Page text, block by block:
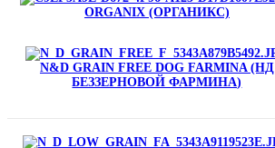
ORGANIX (ОРГАНИКС)
N&D GRAIN FREE DOG FARMINA (НД
БЕЗЗЕРНОВОЙ ФАРМИНА)